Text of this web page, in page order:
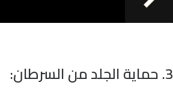
3. حماية الجلد من السرطان: